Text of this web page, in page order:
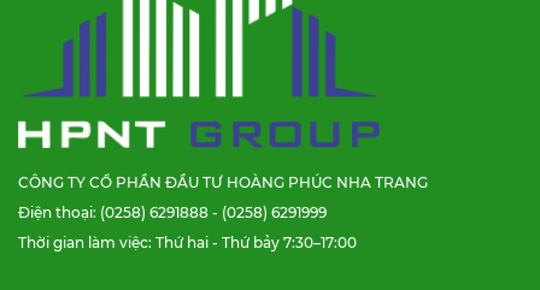
CÔNG TY CỔ PHẦN ĐẦU TƯ HOÀNG PHÚC NHA TRANG
Điện thoại: (0258) 6291888 - (0258) 6291999
Thời gian làm việc: Thứ hai - Thứ bảy 7:30–17:00